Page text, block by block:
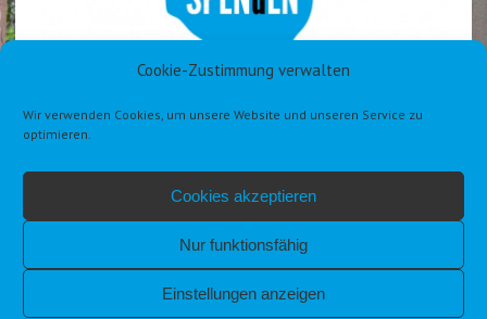
Cookie-Zustimmung verwalten
Wir verwenden Cookies, um unsere Website und unseren Service zu
optimieren.
Cookies akzeptieren
Nur funktionsfähig
Einstellungen anzeigen
DATENSCHUTZERKLÄRUNG DSGVO